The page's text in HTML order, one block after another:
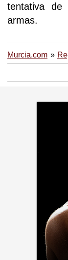
tentativa de
armas.
Murcia.com